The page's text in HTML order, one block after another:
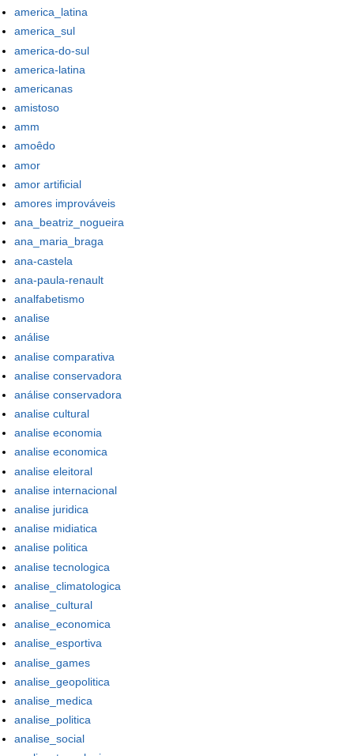
america_latina
america_sul
america-do-sul
america-latina
americanas
amistoso
amm
amoêdo
amor
amor artificial
amores improváveis
ana_beatriz_nogueira
ana_maria_braga
ana-castela
ana-paula-renault
analfabetismo
analise
análise
analise comparativa
analise conservadora
análise conservadora
analise cultural
analise economia
analise economica
analise eleitoral
analise internacional
analise juridica
analise midiatica
analise politica
analise tecnologica
analise_climatologica
analise_cultural
analise_economica
analise_esportiva
analise_games
analise_geopolitica
analise_medica
analise_politica
analise_social